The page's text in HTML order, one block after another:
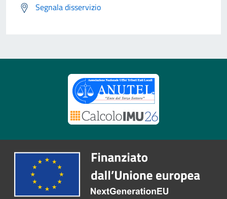
Segnala disservizio